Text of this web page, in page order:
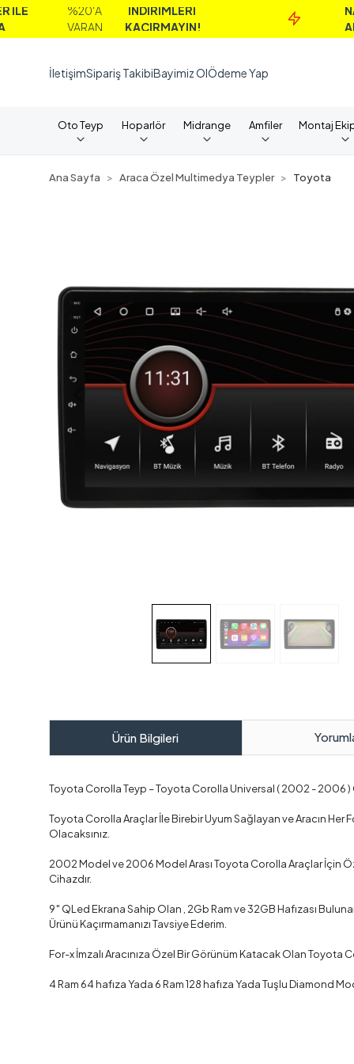
%20'A
İNDİRİMLERİ
KAÇIRMAYIN!
NAKİT
İletişimSipariş TakibiBayimiz OlÖdeme Yap
Oto Teyp Hoparlör Midrange Amfiler Montaj
Ana Sayfa Araca Özel Multimedya Teypler Toyota
Ürün Bilgileri
Toyota Corolla Teyp – Toyota Corolla Universal ( 2002 - 2006
Toyota Corolla Araçlar İle Birebir Uyum Sağlayan ve Aracın Her
Olacaksınız.
2002 Model ve 2006 Model Arası Toyota Corolla Araçlar İçin
Cihazdır.
9″ QLed Ekrana Sahip Olan , 2Gb Ram ve 32GB Hafızası
Ürünü Kaçırmamanızı Tavsiye Ederim.
For-x İmzalı Aracınıza Özel Bir Görünüm Katacak Olan
4 Ram 64 hafıza Yada 6 Ram 128 hafıza Yada Tuşlu Diamond